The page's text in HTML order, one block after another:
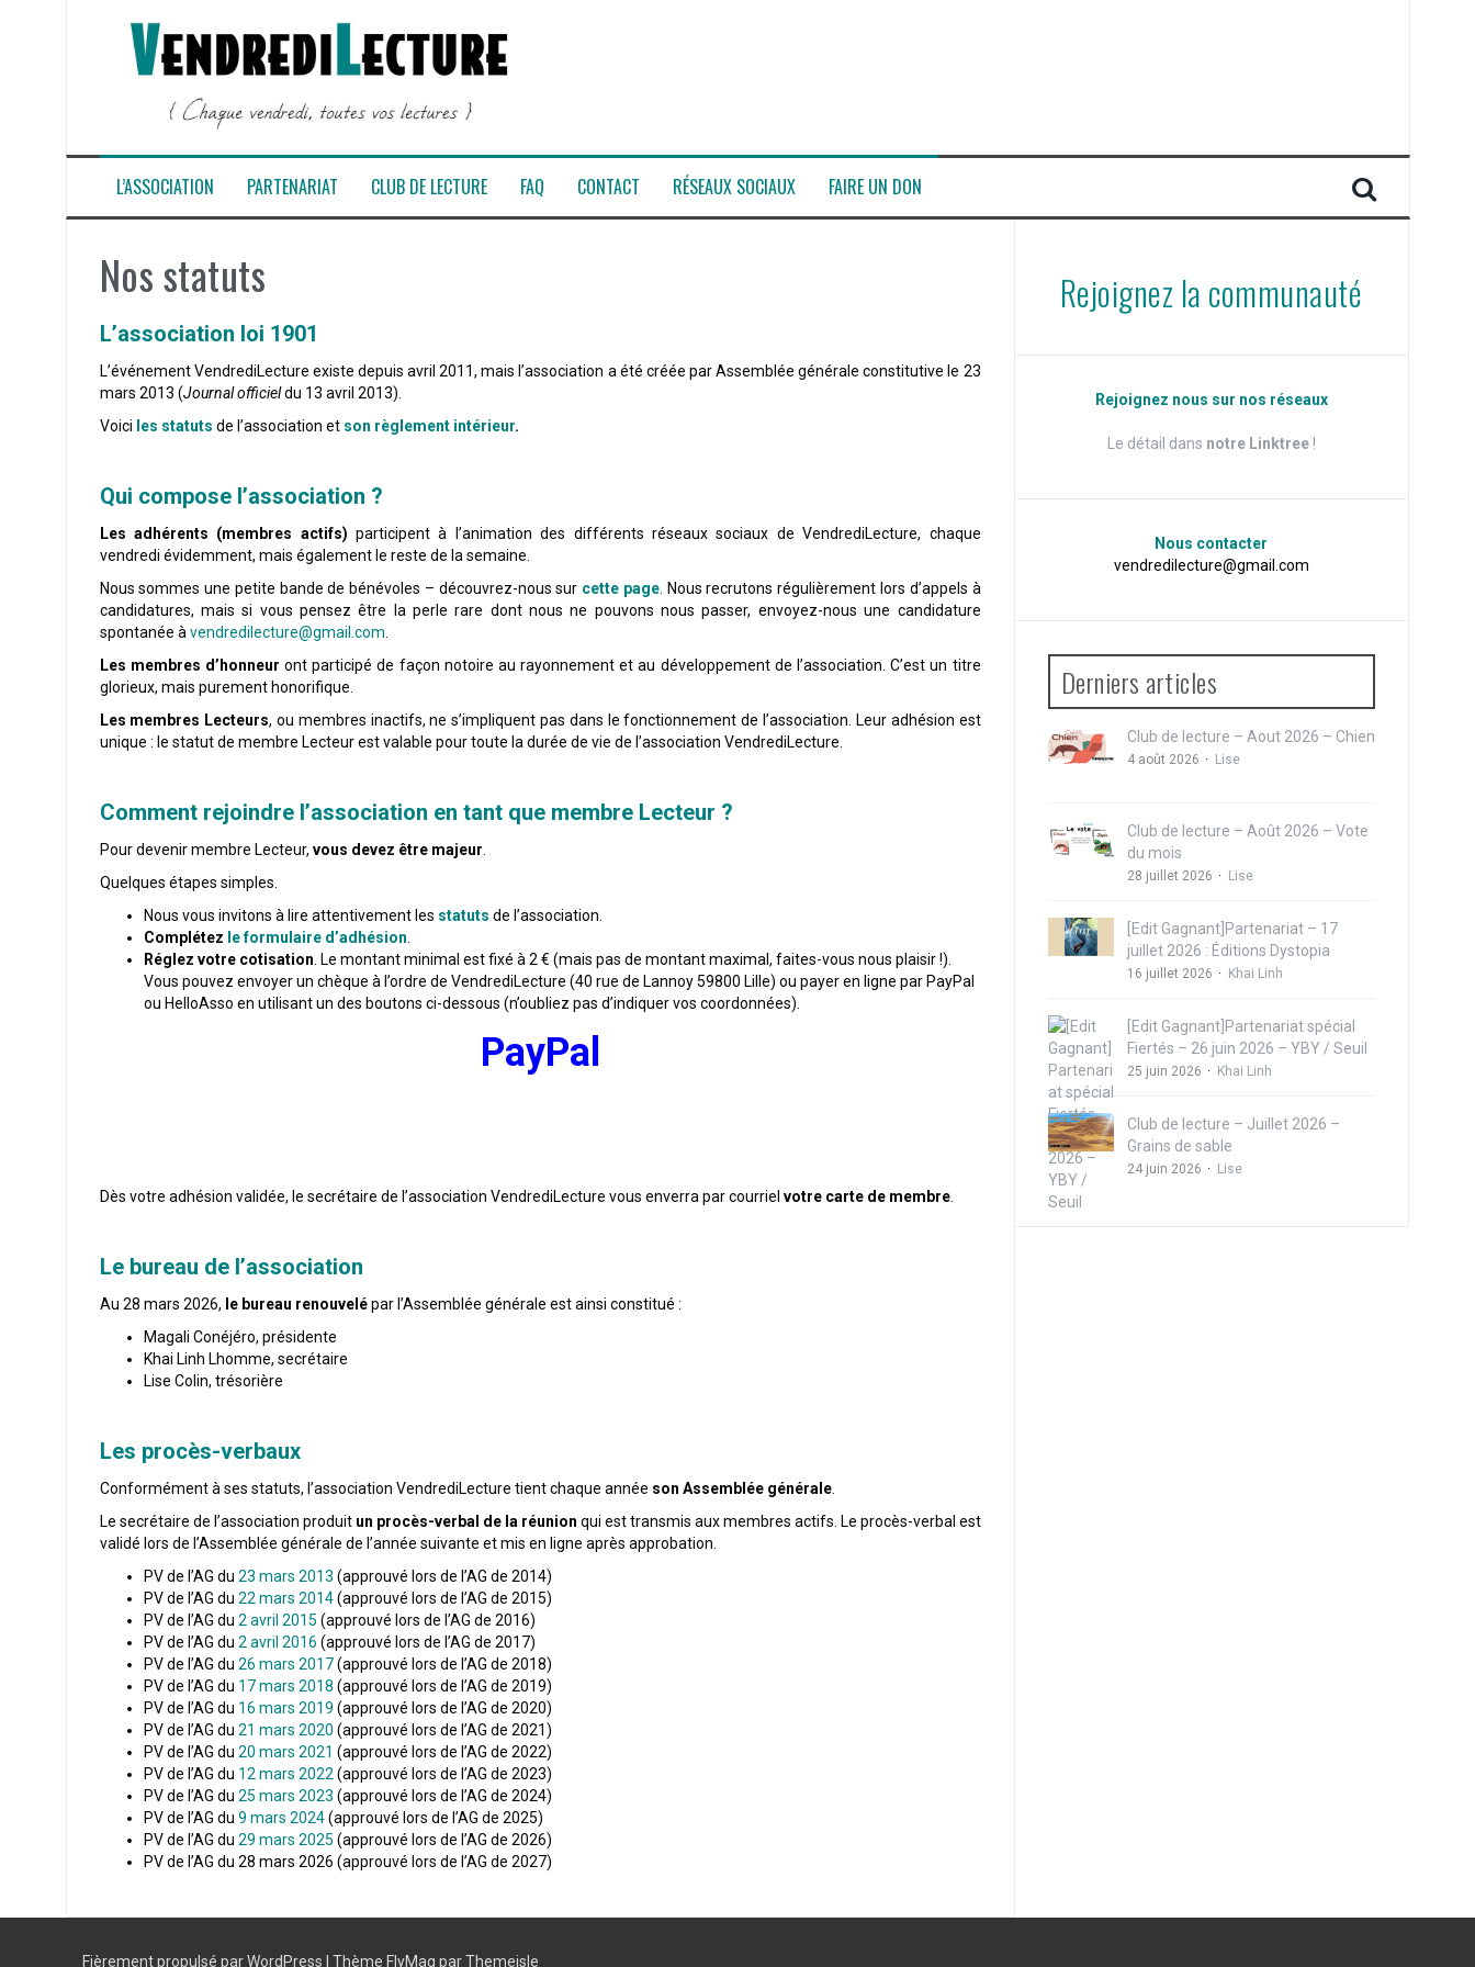
L’ASSOCIATION PARTENARIAT CLUB DE LECTURE FAQ CONTACT RÉSEAUX SOCIAUX FAIRE UN DON
Nos statuts
L’association loi 1901
L’événement VendrediLecture existe depuis avril 2011, mais l’association a été créée par Assemblée générale constitutive le 23
mars 2013 (Journal officieldu 13 avril 2013).
Voici les statuts de l’association et son règlement intérieur.
Qui compose l’association ?
Les adhérents (membres actifs) participent à l’animation des différents réseaux sociaux de VendrediLecture, chaque
vendredi évidemment, mais également le reste de la semaine.
Nous sommes une petite bande de bénévoles – découvrez-nous sur cette page. Nous recrutons régulièrement lors d’appels à
candidatures, mais si vous pensez être la perle rare dont nous ne pouvons nous passer, envoyez-nous une candidature
spontanée à vendredilecture@gmail.com
Les membres d’honneur ont participé de façon notoire au rayonnement et au développement de l’association. C’est un titre
glorieux, mais purement honorifique.
Les membres Lecteurs, ou membres inactifs, ne s’impliquent pas dans le fonctionnement de l’association. Leur adhésion est
unique : le statut de membre Lecteur est valable pour toute la durée de vie de l’association VendrediLecture.
Comment rejoindre l’association en tant que membre Lecteur ?
Pour devenir membre Lecteur, vous devez être majeur
Quelques étapes simples.
Nous vous invitons à lire attentivement les statuts de l’association.
Complétez le formulaire d’adhésion
Réglez votre cotisation . Le montant minimal est fixé à 2 € (mais pas de montant maximal, faites-vous nous plaisir !).
Vous pouvez envoyer un chèque à l’ordre de VendrediLecture (40 rue de Lannoy 59800 Lille) ou payer en ligne par PayPal
ou HelloAsso en utilisant un des boutons ci-dessous (n’oubliez pas d’indiquer vos coordonnées).
PayPal
Dès votre adhésion validée, le secrétaire de l’association VendrediLecture vous enverra par courriel votre carte de membre.
Le bureau de l’association
Au 28 mars 2026, le bureau renouvelépar l’Assemblée générale est ainsi constitué :
Magali Conéjéro, présidente
Khai Linh Lhomme, secrétaire
Lise Colin, trésorière
Les procès-verbaux
Conformément à ses statuts, l’association VendrediLecture tient chaque année son Assemblée générale.
Le secrétaire de l’association produit un procès-verbal de la réunion qui est transmis aux membres actifs. Le procès-verbal est
validé lors de l’Assemblée générale de l’année suivante et mis en ligne après approbation.
PV de l’AG du 23 mars 2013 (approuvé lors de l’AG de 2014)
PV de l’AG du 22 mars 2014(approuvé lors de l’AG de 2015)
PV de l’AG du 2 avril 2015 (approuvé lors de l’AG de 2016)
PV de l’AG du 2 avril 2016 (approuvé lors de l’AG de 2017)
PV de l’AG du 26 mars 2017(approuvé lors de l’AG de 2018)
PV de l’AG du 17 mars 2018 (approuvé lors de l’AG de 2019)
PV de l’AG du 16 mars 2019 (approuvé lors de l’AG de 2020)
PV de l’AG du 21 mars 2020 (approuvé lors de l’AG de 2021)
PV de l’AG du 20 mars 2021 (approuvé lors de l’AG de 2022)
PV de l’AG du 12 mars 2022 (approuvé lors de l’AG de 2023)
PV de l’AG du 25 mars 2023 (approuvé lors de l’AG de 2024)
PV de l’AG du 9 mars 2024(approuvé lors de l’AG de 2025)
PV de l’AG du 29 mars 2025 (approuvé lors de l’AG de 2026)
PV de l’AG du 28 mars 2026 (approuvé lors de l’AG de 2027)
Rejoignez la communauté
Rejoignez nous sur nos réseaux
Le détail dans notre Linktree!
Nous contacter
vendredilecture@gmail.com
Derniers articles
Club de lecture – Aout 2026 – Chien
4 août 2026 Lise
Club de lecture – Août 2026 – Vote
du mois
28 juillet 2026 Lise
[Edit Gagnant]Partenariat – 17
juillet 2026 : Éditions Dystopia
16 juillet 2026 Khai Linh
[Edit Gagnant]Partenariat spécial
Fiertés – 26 juin 2026 – YBY / Seuil
25 juin 2026 Khai Linh
Club de lecture – Juillet 2026 –
Grains de sable
24 juin 2026 Lise
Fièrement propulsé par WordPress Thème FlyMag par Themeisle